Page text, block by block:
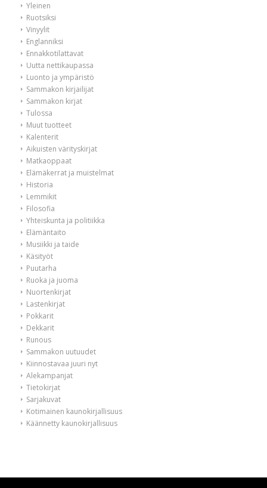
Yleinen
Ruotsiksi
Vinyylit
Englanniksi
Ennakkotilattavat
Uutta nettikaupassa
Luonto ja ympäristö
Sammakon kirjailijat
Sammakon kirjat
Tulossa
Muut tuotteet
Kalenterit
Aikuisten värityskirjat
Matkaoppaat
Elämäkerrat ja muistelmat
Historia
Lemmikit
Filosofia
Yhteiskunta ja politiikka
Elämäntaito
Musiikki ja taide
Käsityöt
Puutarha
Ruoka ja juoma
Nuortenkirjat
Lastenkirjat
Pokkarit
Dekkarit
Runous
Sammakon uutuudet
Kiinnostavaa juuri nyt
Alekampanjat
Tietokirjat
Sarjakuvat
Kotimainen kaunokirjallisuus
Käännetty kaunokirjallisuus